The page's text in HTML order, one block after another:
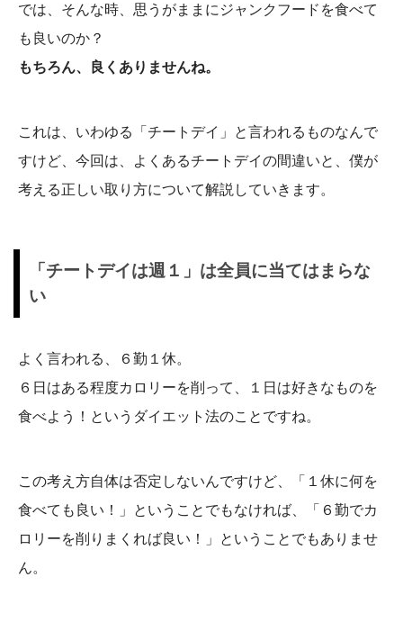
では、そんな時、思うがままにジャンクフードを食べて
も良いのか？
もちろん、良くありませんね。
これは、いわゆる「チートデイ」と言われるものなんで
すけど、今回は、よくあるチートデイの間違いと、僕が
考える正しい取り方について解説していきます。
「チートデイは週１」は全員に当てはまらな
い
よく言われる、６勤１休。
６日はある程度カロリーを削って、１日は好きなものを
食べよう！というダイエット法のことですね。
この考え方自体は否定しないんですけど、「１休に何を
食べても良い！」ということでもなければ、「６勤でカ
ロリーを削りまくれば良い！」ということでもありませ
ん。